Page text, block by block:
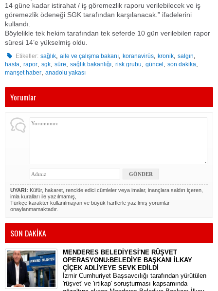
14 güne kadar istirahat / iş göremezlik raporu verilebilecek ve iş
göremezlik ödeneği SGK tarafından karşılanacak.” ifadelerini
kullandı.
Böylelikle tek hekim tarafından tek seferde 10 gün verilebilen rapor
süresi 14’e yükselmiş oldu.
Etiketler: sağlık,aile ve çalışma bakanı,koranavirüs,kronik,salgın,
hasta, rapor, sgk, süre, sağlık bakanlığı, risk grubu, güncel , son dakika,
manşet haber, anadolu yakası
Yorumlar
UYARI: Küfür, hakaret, rencide edici cümleler veya imalar, inançlara saldırı içeren,
imla kuralları ile yazılmamış,
Türkçe karakter kullanılmayan ve büyük harflerle yazılmış yorumlar
onaylanmamaktadır.
SON DAKİKA
MENDERES BELEDİYESİ'NE RÜŞVET
OPERASYONU:BELEDİYE BAŞKANI İLKAY
ÇİÇEK ADLİYEYE SEVK EDİLDİ
​İzmir Cumhuriyet Başsavcılığı tarafından yürütülen
'rüşvet' ve 'irtikap' soruşturması kapsamında